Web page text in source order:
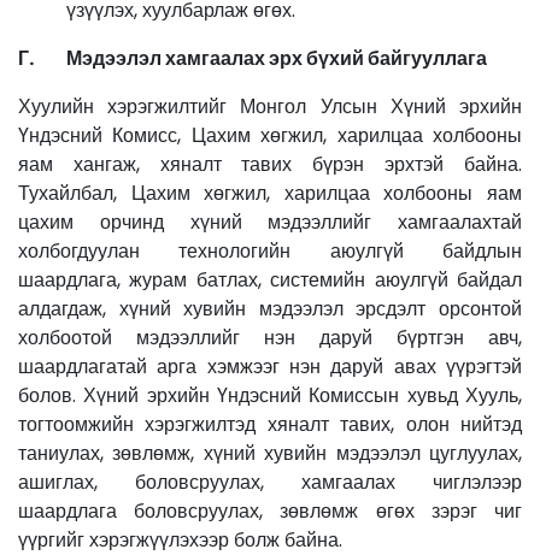
үзүүлэх, хуулбарлаж өгөх.
Г. Мэдээлэл хамгаалах эрх бүхий байгууллага
Хуулийн хэрэгжилтийг Монгол Улсын Хүний эрхийн
Үндэсний Комисс, Цахим хөгжил, харилцаа холбооны
яам хангаж, хяналт тавих бүрэн эрхтэй байна.
Тухайлбал, Цахим хөгжил, харилцаа холбооны яам
цахим орчинд хүний мэдээллийг хамгаалахтай
холбогдуулан технологийн аюулгүй байдлын
шаардлага, журам батлах, системийн аюулгүй байдал
алдагдаж, хүний хувийн мэдээлэл эрсдэлт орсонтой
холбоотой мэдээллийг нэн даруй бүртгэн авч,
шаардлагатай арга хэмжээг нэн даруй авах үүрэгтэй
болов. Хүний эрхийн Үндэсний Комиссын хувьд Хууль,
тогтоомжийн хэрэгжилтэд хяналт тавих, олон нийтэд
таниулах, зөвлөмж, хүний хувийн мэдээлэл цуглуулах,
ашиглах, боловсруулах, хамгаалах чиглэлээр
шаардлага боловсруулах, зөвлөмж өгөх зэрэг чиг
үүргийг хэрэгжүүлэхээр болж байна.